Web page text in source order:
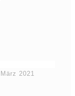
2021